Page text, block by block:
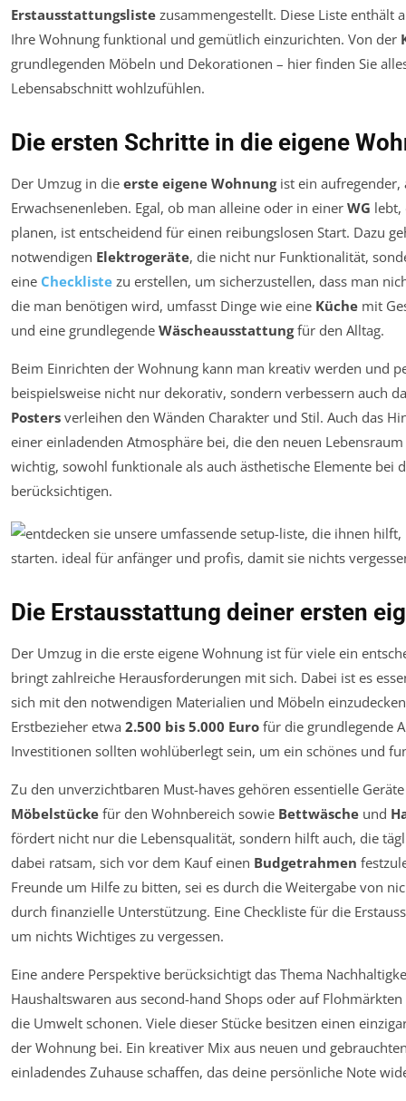
Erstausstattungsliste zusammengestellt. Diese Liste enthält
Ihre Wohnung funktional und gemütlich einzurichten. Von der
grundlegenden Möbeln und Dekorationen – hier finden Sie
Lebensabschnitt wohlzufühlen.
Die ersten Schritte in die eigene
Der Umzug in die erste eigene Wohnungist ein aufregender,
Erwachsenenleben. Egal, ob man alleine oder in einer WG lebt,
planen, ist entscheidend für einen reibungslosen Start. Dazu
notwendigen Elektrogeräte, die nicht nur Funktionalität,
eine Checkliste zu erstellen, um sicherzustellen, dass man
die man benötigen wird, umfasst Dinge wie eine Küche mit
und eine grundlegende Wäscheausstattungfür den Alltag.
Beim Einrichten der Wohnung kann man kreativ werden und
beispielsweise nicht nur dekorativ, sondern verbessern auch
Posters verleihen den Wänden Charakter und Stil. Auch das
einer einladenden Atmosphäre bei, die den neuen
wichtig, sowohl funktionale als auch ästhetische Elemente bei
berücksichtigen.
Die Erstausstattung deiner ersten
Der Umzug in die erste eigene Wohnung ist für viele ein
bringt zahlreiche Herausforderungen mit sich. Dabei ist es
sich mit den notwendigen Materialien und Möbeln
Erstbezieher etwa 2.500 bis 5.000 Euro für die grundlegende
Investitionen sollten wohlüberlegt sein, um ein schönes und
Zu den unverzichtbaren Must-haves gehören essentielle
Möbelstücke für den Wohnbereich sowie Bettwäsche und
fördert nicht nur die Lebensqualität, sondern hilft auch, die
dabei ratsam, sich vor dem Kauf einen Budgetrahmen
Freunde um Hilfe zu bitten, sei es durch die Weitergabe von
durch finanzielle Unterstützung. Eine Checkliste für die
um nichts Wichtiges zu vergessen.
Eine andere Perspektive berücksichtigt das Thema
Haushaltswaren aus second-hand Shops oder auf
die Umwelt schonen. Viele dieser Stücke besitzen einen
der Wohnung bei. Ein kreativer Mix aus neuen und
einladendes Zuhause schaffen, das deine persönliche Note